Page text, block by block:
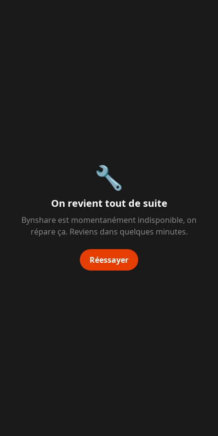
🔧
On revient tout de suite
Bynshare est momentanément indisponible, on
répare ça. Reviens dans quelques minutes.
Réessayer